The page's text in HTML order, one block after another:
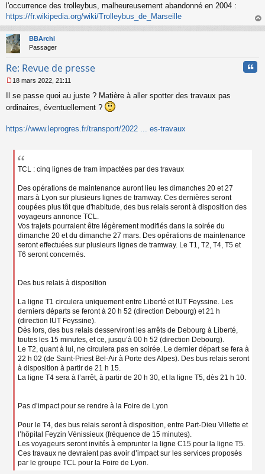
l'occurrence des trolleybus, malheureusement abandonné en 2004 :
https://fr.wikipedia.org/wiki/Trolleybus_de_Marseille
au
BBArchi
Passager
Re: Revue de presse
e
s
g
n
18 mars 2022, 21:11
Il se passe quoi au juste ? Matière à aller spotter des travaux pas
ordinaires, éventuellement ?
https://www.leprogres.fr/transport/2022 ... es-travaux
TCL : cinq lignes de tram impactées par des travaux
Des opérations de maintenance auront lieu les dimanches 20 et 27
mars à Lyon sur plusieurs lignes de tramway. Ces dernières seront
coupées plus tôt que d'habitude, des bus relais seront à disposition des
voyageurs annonce TCL.
Vos trajets pourraient être légèrement modifiés dans la soirée du
dimanche 20 et du dimanche 27 mars. Des opérations de maintenance
seront effectuées sur plusieurs lignes de tramway. Le T1, T2, T4, T5 et
T6 seront concernés.
Des bus relais à disposition
La ligne T1 circulera uniquement entre Liberté et IUT Feyssine. Les
derniers départs se feront à 20 h 52 (direction Debourg) et 21 h
(direction IUT Feyssine).
Dès lors, des bus relais desserviront les arrêts de Debourg à Liberté,
toutes les 15 minutes, et ce, jusqu’à 00 h 52 (direction Debourg).
Le T2, quant à lui, ne circulera pas en soirée. Le dernier départ se fera à
22 h 02 (de Saint-Priest Bel-Air à Porte des Alpes). Des bus relais seront
à disposition à partir de 21 h 15.
La ligne T4 sera à l’arrêt, à partir de 20 h 30, et la ligne T5, dès 21 h 10.
Pas d’impact pour se rendre à la Foire de Lyon
Pour le T4, des bus relais seront à disposition, entre Part-Dieu Villette et
l’hôpital Feyzin Vénissieux (fréquence de 15 minutes).
Les voyageurs seront invités à emprunter la ligne C15 pour la ligne T5.
Ces travaux ne devraient pas avoir d’impact sur les services proposés
par le groupe TCL pour la Foire de Lyon.